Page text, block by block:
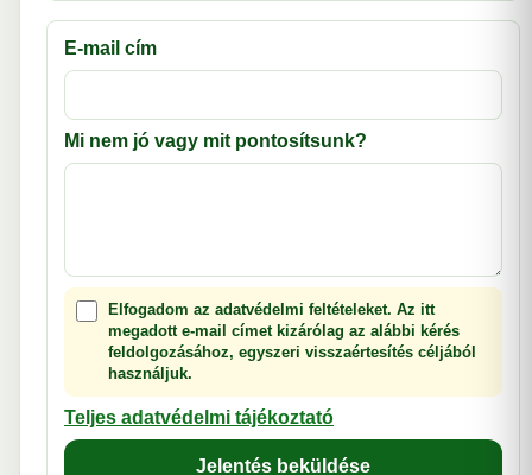
E-mail cím
Mi nem jó vagy mit pontosítsunk?
Elfogadom az adatvédelmi feltételeket. Az itt
megadott e-mail címet kizárólag az alábbi kérés
feldolgozásához, egyszeri visszaértesítés céljából
használjuk.
Teljes adatvédelmi tájékoztató
Jelentés beküldése